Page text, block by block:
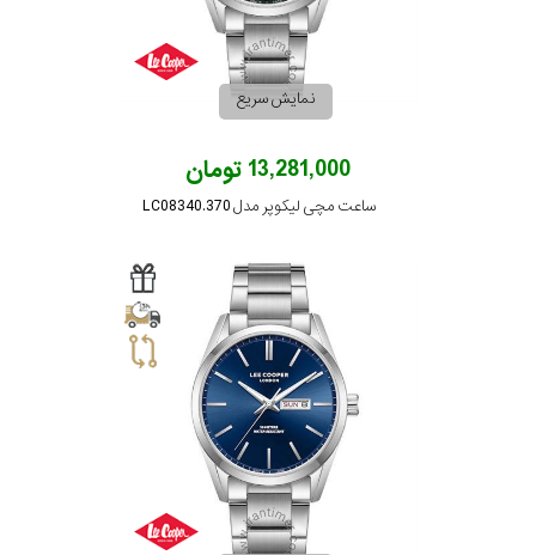
نمایش سریع
13,281,000 تومان
ساعت مچی لیکوپر مدل LC08340.370